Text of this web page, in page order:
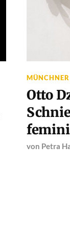
Otto
von Petra